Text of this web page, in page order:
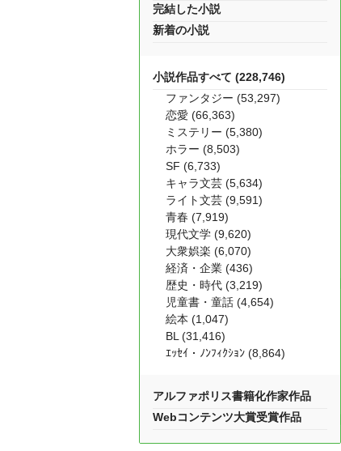
完結した小説
新着の小説
小説作品すべて (228,746)
ファンタジー (53,297)
恋愛 (66,363)
ミステリー (5,380)
ホラー (8,503)
SF (6,733)
キャラ文芸 (5,634)
ライト文芸 (9,591)
青春 (7,919)
現代文学 (9,620)
大衆娯楽 (6,070)
経済・企業 (436)
歴史・時代 (3,219)
児童書・童話 (4,654)
絵本 (1,047)
BL (31,416)
ｴｯｾｲ・ﾉﾝﾌｨｸｼｮﾝ (8,864)
アルファポリス書籍化作家作品
Webコンテンツ大賞受賞作品